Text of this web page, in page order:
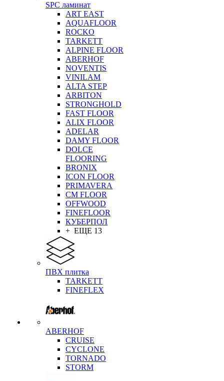
SPC ламинат
ART EAST
AQUAFLOOR
ROCKO
TARKETT
ALPINE FLOOR
ABERHOF
NOVENTIS
VINILAM
ALTA STEP
ARBITON
STRONGHOLD
FAST FLOOR
ALIX FLOOR
ADELAR
DAMY FLOOR
DOLCE
FLOORING
BRONIX
ICON FLOOR
PRIMAVERA
CM FLOOR
OFFWOOD
FINEFLOOR
КУБЕРПОЛ
+ ЕЩЕ 13
ПВХ плитка
TARKETT
FINEFLEX
ABERHOF
CRUISE
CYCLONE
TORNADO
STORM